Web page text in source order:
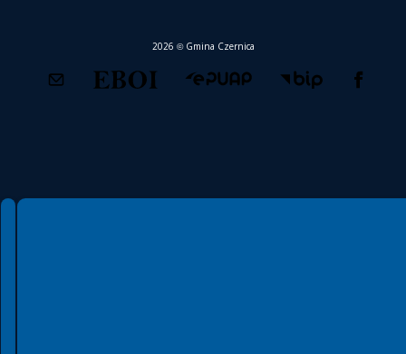
2026 © Gmina Czernica
Spełniamy standardy WCAG 2.2
Spełniamy standardy W3C